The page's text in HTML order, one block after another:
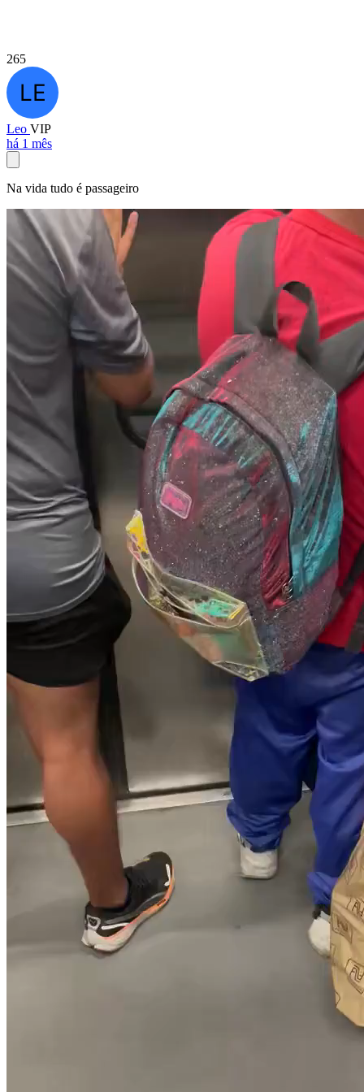
265
Leo VIP
há 1 mês
Na vida tudo é passageiro